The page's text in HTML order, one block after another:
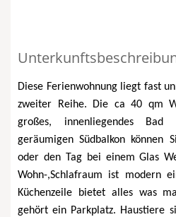
Diese Ferienwohnung liegt fast
zweiter Reihe. Die ca 40 qm
großes, innenliegendes
geräumigen Südbalkon können
oder den Tag bei einem Glas
Wohn-,Schlafraum ist modern
Küchenzeile bietet alles was
gehört ein Parkplatz. Haustiere